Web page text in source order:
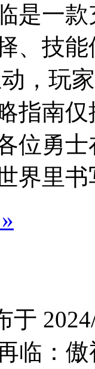
是一
、技
，玩
指南
位勇
界里
于
临：